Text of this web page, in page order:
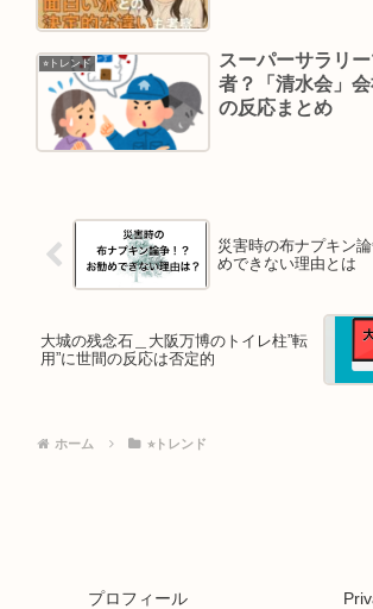
⭐︎トレンド
スーパーサラリ
者？「清水会」
の反応まとめ
災害時の布ナプキン
めできない理由とは
大城の残念石＿大阪万博のトイレ柱”転
用”に世間の反応は否定的
ホーム ⭐︎トレンド
プロフィール